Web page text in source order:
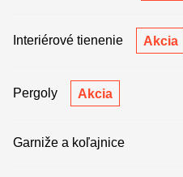
Interiérové tienenie Akcia
Pergoly Akcia
Garniže a koľajnice